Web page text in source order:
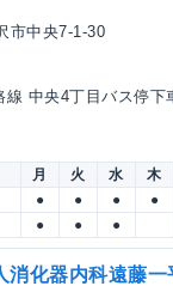
市中央7-1-30
線 中央4丁目バス停下
月 火 水 木
● ● ● ●
● ● ●
消化器内科遠藤一